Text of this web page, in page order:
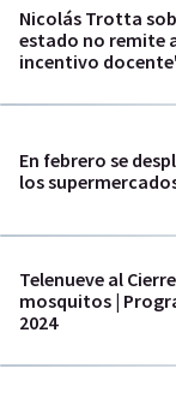
Nicolás Trotta
estado no remite
incentivo
En febrero se
los
Telenueve al
mosquitos |
2024